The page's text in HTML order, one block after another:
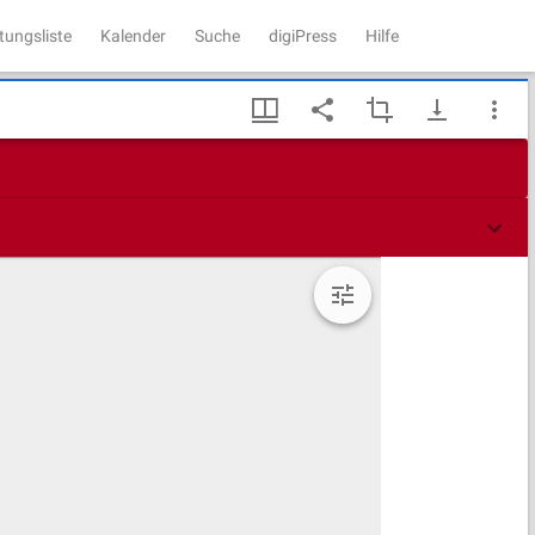
Kalender Suche digiPress Hilfe